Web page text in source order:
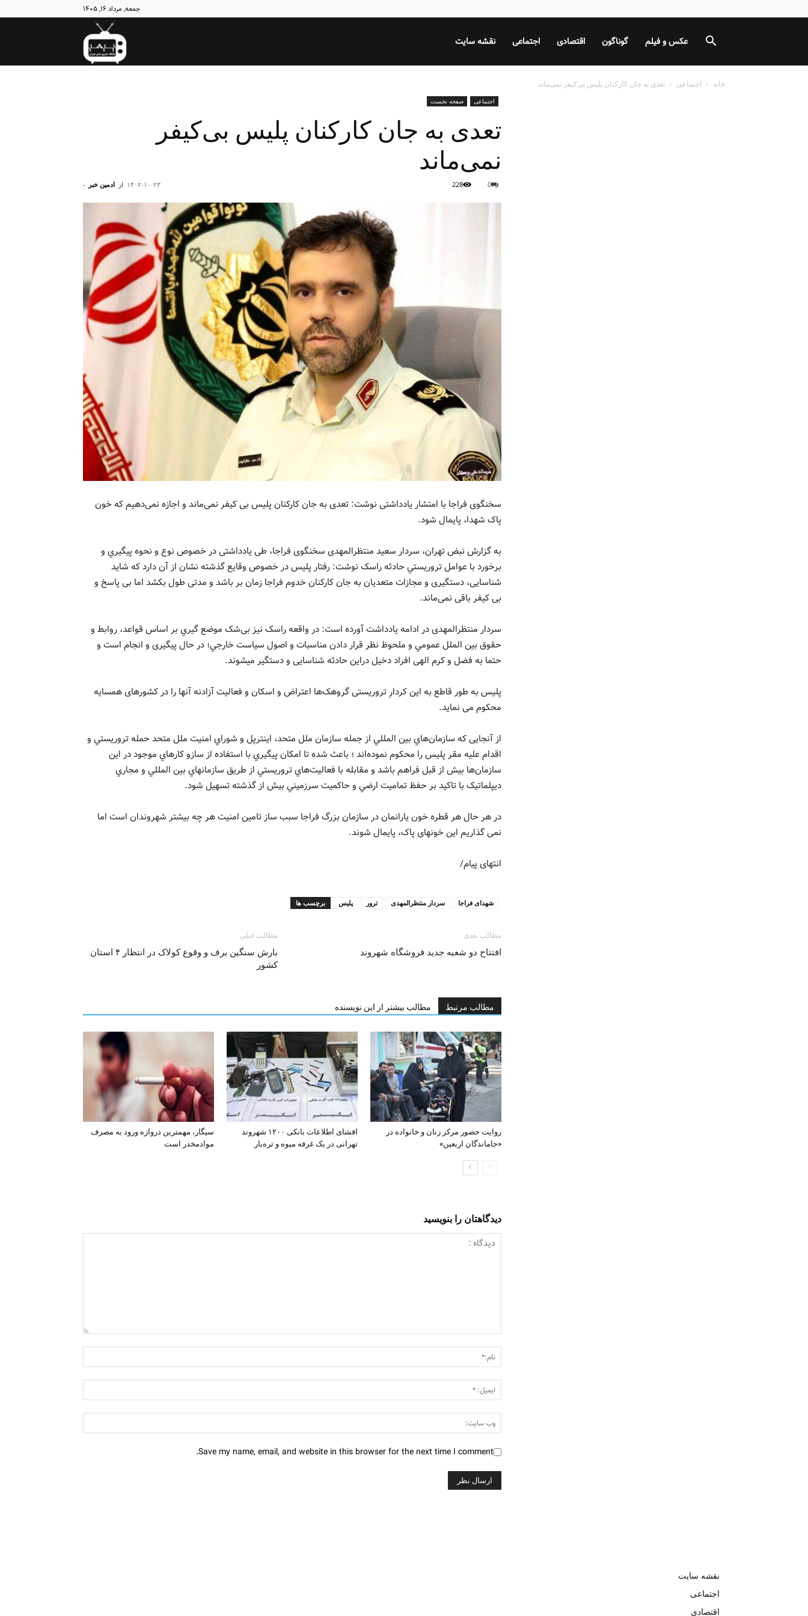
جمعه, مرداد ۱۶, ۱۴۰۵
نبض نقشه سایت اجتماعی اقتصادی گوناگون عکس و فیلم
خانه اجتماعی تعدی به جان کارکنان پلیس بی‌کیفر نمی‌ماند
اجتماعی صفحه نخست
تعدی به جان کارکنان پلیس بی‌کیفر
نمی‌ماند
از ادمین خبر - ۱۴۰۲-۱۰-۲۳ 0
228
سخنگوی فراجا با امتشار یادداشتی نوشت: تعدی به جان کارکنان پلیس بی کیفر نمی‌ماند و اجازه نمی‌دهیم که خون
پاک شهدا، پایمال شود.
به گزارش نبض تهران، سردار سعید منتظرالمهدی سخنگوی فراجا، طی یادداشتی در خصوص نوع و نحوه پيگيري و
برخورد با عوامل تروريستي حادثه راسک نوشت: رفتار پلیس در خصوص وقایع گذشته نشان از آن دارد که شاید
شناسایی، دستگیری و مجازات متعدیان به جان کارکنان خدوم فراجا زمان بر باشد و مدتی طول بکشد اما بی پاسخ و
بی کیفر باقی نمی‌ماند.
سردار منتظرالمهدی در ادامه یادداشت آورده است: در واقعه راسک نیز بی‌شک موضع گيري بر اساس قواعد، روابط و
حقوق بين الملل عمومي و ملحوظ نظر قرار دادن مناسبات و اصول سياست خارجي؛ در حال پیگیری و انجام است و
حتما به فضل و کرم الهی افراد دخیل دراین حادثه شناسایی و دستگیر میشوند.
پلیس به طور قاطع به این کردارِ تروریستی گروهک‌ها اعتراض و اسکان و فعاليت آزادنه آنها را در کشورهای همسایه
محکوم می نماید.
از آنجایی که سازمان‌هاي بين المللي از جمله سازمان ملل متحد، اينترپل و شوراي امنيت ملل متحد حمله تروريستي و
اقدام عليه مقر پليس را محکوم نموده‌اند ؛ باعث شده تا امکان پيگيري با استفاده از سازو کارهاي موجود در اين
سازمان‌ها بیش از قبل فراهم باشد و مقابله با فعاليت‌هاي تروريستي از طريق سازمان‎هاي بين المللي و مجاري
ديپلماتيک با تاکيد بر حفظ تماميت ارضي و حاکميت سرزميني بیش‌ از گذشته تسهیل شود.
در هر حال هر قطره خون یارانمان در سازمان بزرگ فراجا سبب ساز تامین امنیت هر چه بیشتر شهروندان است اما
نمی گذاریم این خونهای پاک، پایمال شوند.
انتهای پیام/
برچسب ها پلیس ترور سردار منتظرالمهدی شهدای فراجا
مطالب قبلی
بارش سنگین برف و وقوع کولاک در انتظار ۴ استان
کشور
مطالب بعدی
افتتاح دو شعبه جدید فروشگاه شهروند
مطالب مرتبط مطالب بیشتر از این نویسنده
سیگار، مهمترین دروازه ورود به مصرف
موادمخدر است
افشای اطلاعات بانکی ۱۲۰۰ شهروند
تهرانی در یک غرفه میوه و تره‌بار
روایت حضور مرکز زنان و خانواده در
«جاماندگان اربعین»
دیدگاهتان را بنویسید
Save my name, email, and website in this browser for the next time I comment.
نقشه سایت
اجتماعی
اقتصادی